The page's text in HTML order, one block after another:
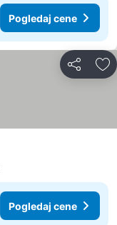
Pogledaj cene
Deli
Pogledaj cene